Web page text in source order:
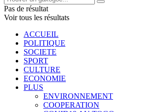
Pas de résultat
Voir tous les résultats
ACCUEIL
POLITIQUE
SOCIETE
SPORT
CULTURE
ECONOMIE
PLUS
ENVIRONNEMENT
COOPERATION